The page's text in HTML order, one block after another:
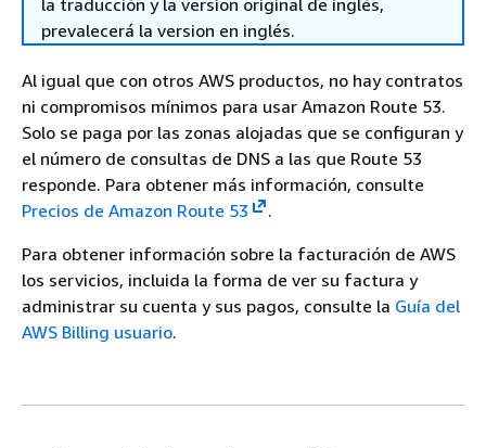
la traducción y la version original de inglés,
prevalecerá la version en inglés.
Al igual que con otros AWS productos, no hay contratos
ni compromisos mínimos para usar Amazon Route 53.
Solo se paga por las zonas alojadas que se configuran y
el número de consultas de DNS a las que Route 53
responde. Para obtener más información, consulte
Precios de Amazon Route 53
.
Para obtener información sobre la facturación de AWS
los servicios, incluida la forma de ver su factura y
administrar su cuenta y sus pagos, consulte la Guía del
AWS Billing usuario.